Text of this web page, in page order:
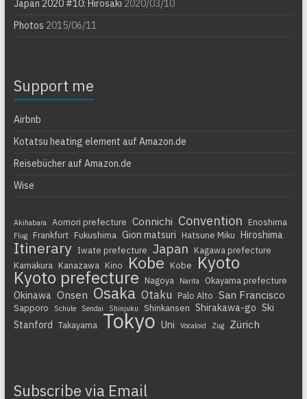
Japan 2020 #10: Hirosaki 2020/03/10
Photos 2015/06/11
Support me
Airbnb
Kotatsu heating element auf Amazon.de
Reisebücher auf Amazon.de
Wise
Akihabara Aomori prefecture Connichi Convention Enoshima
Flug Frankfurt Fukushima Gion matsuri Hatsune Miku Hiroshima
Itinerary Iwate prefecture Japan
Kagawa prefecture
Kamakura Kanazawa Kino Kobe Kobe Kyoto
Kyoto prefecture Nagoya Narita Okayama prefecture
Okinawa Onsen Osaka Otaku Palo Alto San Francisco
Sapporo Schule Sendai Shinjuku Shinkansen Shirakawa-go Ski
Stanford
Takayama Tokyo Uni Vocaloid Zug Zürich
Subscribe via Email